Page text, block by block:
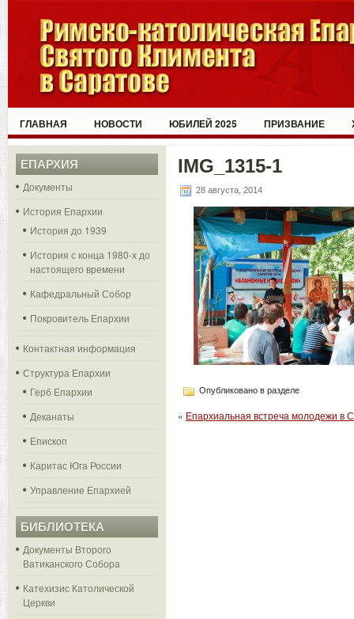
ГЛАВНАЯ НОВОСТИ ЮБИЛЕЙ 2025 ПРИЗВАНИЕ
ЕПАРХИЯ
Документы
История Епархии
История до 1939
История с конца 1980-х до
настоящего времени
Кафедральный Собор
Покровитель Епархии
Контактная информация
Структура Епархии
Герб Епархии
Деканаты
Епископ
Каритас Юга России
Управление Епархией
БИБЛИОТЕКА
Документы Второго
Ватиканского Собора
Катехизис Католической
Церкви
IMG_1315-1
28 августа, 2014
Опубликовано в разделе
« Епархиальная встреча молодежи